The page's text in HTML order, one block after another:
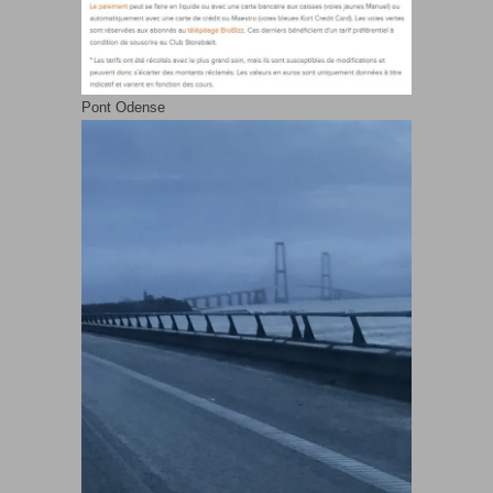
Pont Odense